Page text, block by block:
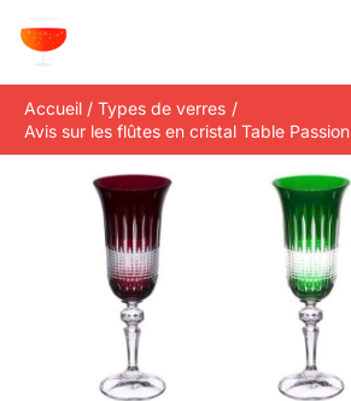
Accueil
Types de verres
Avis sur les flûtes en cristal Table Passion
e
c
h
e